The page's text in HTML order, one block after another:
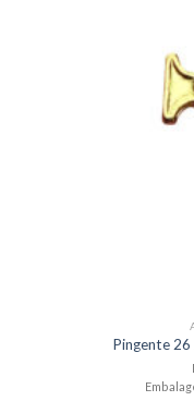
Pingente